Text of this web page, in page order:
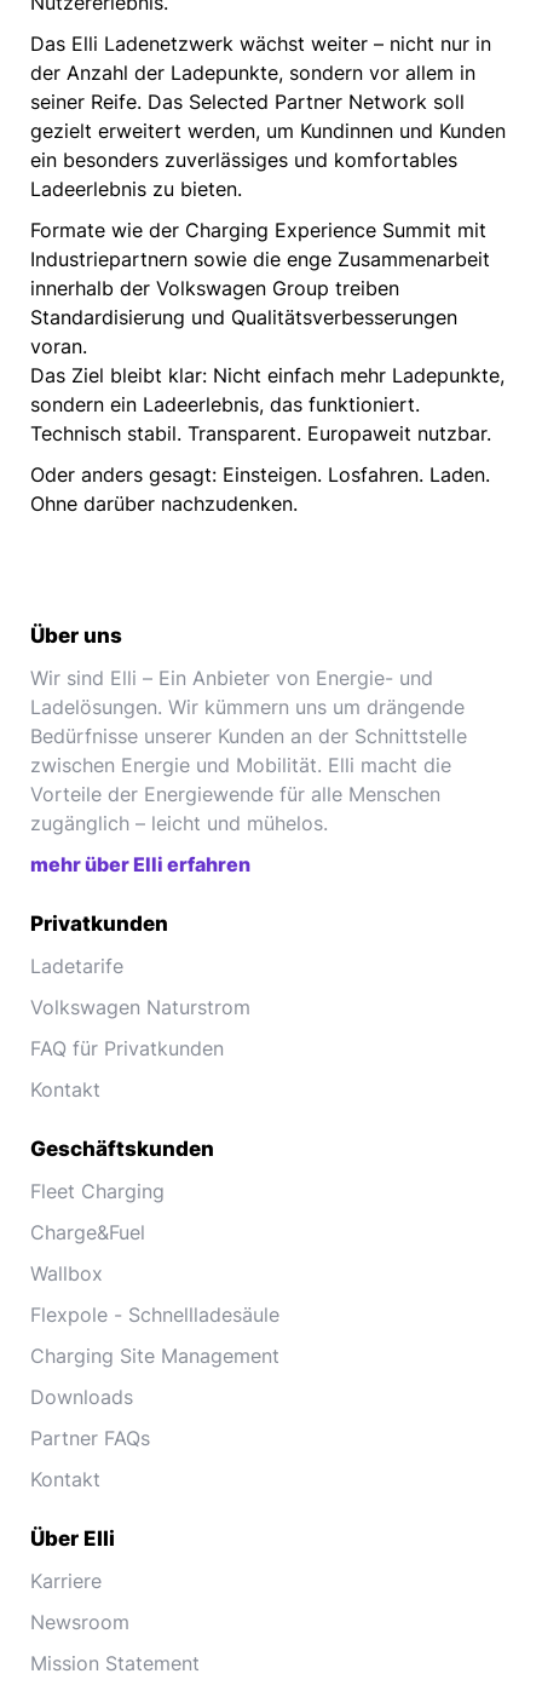
Das Elli Ladenetzwerk wächst weiter – nicht nur in
der Anzahl der Ladepunkte, sondern vor allem in
seiner Reife. Das Selected Partner Network soll
gezielt erweitert werden, um Kundinnen und Kunden
ein besonders zuverlässiges und komfortables
Ladeerlebnis zu bieten.
Formate wie der Charging Experience Summit mit
Industriepartnern sowie die enge Zusammenarbeit
innerhalb der Volkswagen Group treiben
Standardisierung und Qualitätsverbesserungen
voran.
Das Ziel bleibt klar: Nicht einfach mehr Ladepunkte,
sondern ein Ladeerlebnis, das funktioniert.
Technisch stabil. Transparent. Europaweit nutzbar.
Oder anders gesagt: Einsteigen. Losfahren. Laden.
Ohne darüber nachzudenken.
Über uns
Wir sind Elli – Ein Anbieter von Energie- und
Ladelösungen. Wir kümmern uns um drängende
Bedürfnisse unserer Kunden an der Schnittstelle
zwischen Energie und Mobilität. Elli macht die
Vorteile der Energiewende für alle Menschen
zugänglich – leicht und mühelos.
mehr über Elli erfahren
Privatkunden
Ladetarife
Volkswagen Naturstrom
FAQ für Privatkunden
Kontakt
Geschäftskunden
Fleet Charging
Charge&Fuel
Wallbox
Flexpole - Schnellladesäule
Charging Site Management
Downloads
Partner FAQs
Kontakt
Über Elli
Karriere
Newsroom
Mission Statement